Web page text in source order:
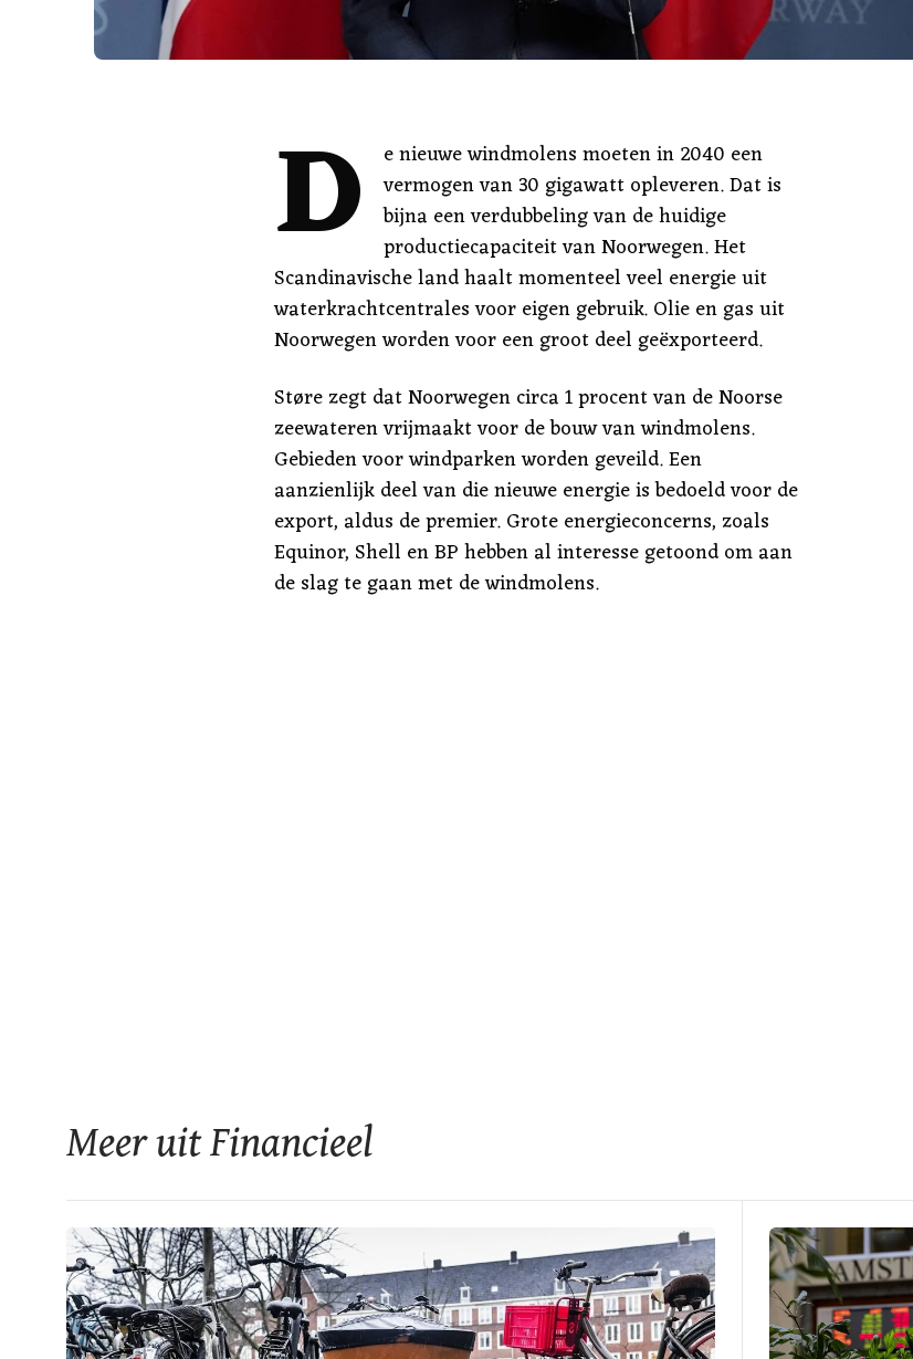
D
e nieuwe windmolens moeten in 2040 een
vermogen van 30 gigawatt opleveren. Dat is
bijna een verdubbeling van de huidige
productiecapaciteit van Noorwegen. Het
Scandinavische land haalt momenteel veel energie uit
waterkrachtcentrales voor eigen gebruik. Olie en gas uit
Noorwegen worden voor een groot deel geëxporteerd.
Støre zegt dat Noorwegen circa 1 procent van de Noorse
zeewateren vrijmaakt voor de bouw van windmolens.
Gebieden voor windparken worden geveild. Een
aanzienlijk deel van die nieuwe energie is bedoeld voor de
export, aldus de premier. Grote energieconcerns, zoals
Equinor, Shell en BP hebben al interesse getoond om aan
de slag te gaan met de windmolens.
Meer uit Financieel